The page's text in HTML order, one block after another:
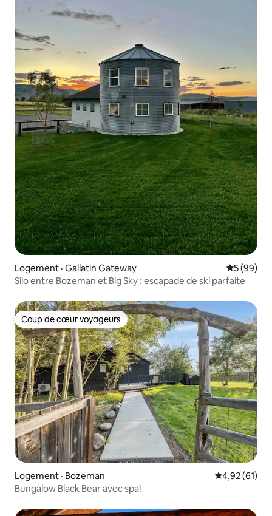
Logement · Gallatin Gateway Note
5 (99)
Silo entre Bozeman et Big Sky : escapade de ski parfaite
Coup de cœur voyageurs
Coup de cœur voyageurs
Logement · Bozeman Note
4,92 (61)
Bungalow Black Bear avec spa!